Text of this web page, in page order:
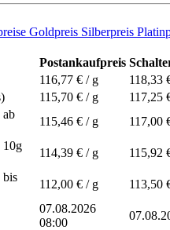
Goldpreis Silberpreis
Postankaufpreis
116,77 € / g 118,33
115,70 € / g 117,25
ab
115,46 € / g 117,00
10g
114,39 € / g 115,92
bis
112,00 € / g 113,50
07.08.2026
08:00